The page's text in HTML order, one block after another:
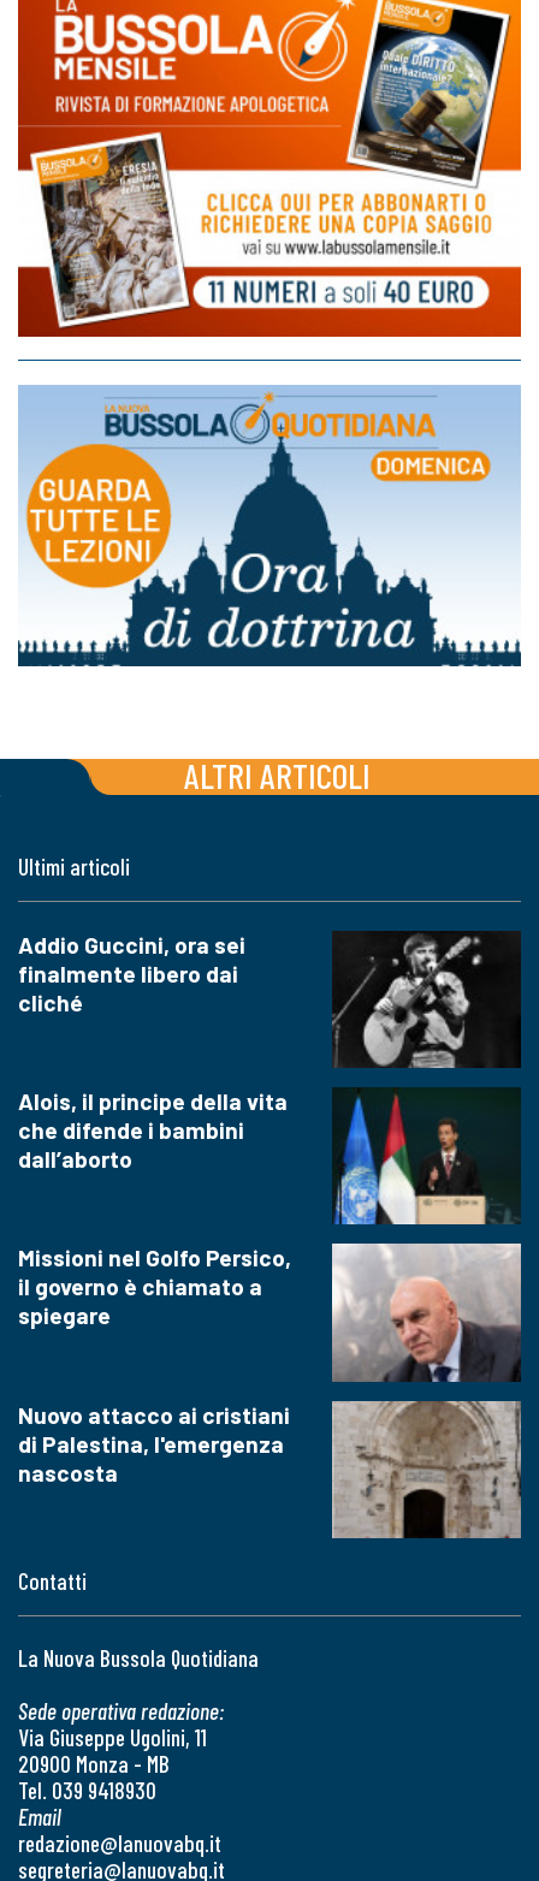
ALTRI ARTICOLI
Contatti
La Nuova Bussola Quotidiana
Sede operativa redazione:
Via Giuseppe Ugolini, 11
20900 Monza - MB
Tel. 039 9418930
Email
redazione@lanuovabq.it
segreteria@lanuovabq.it
Ultimi articoli
Addio Guccini, ora sei
finalmente libero dai
cliché
Alois, il principe della vita
che difende i bambini
dall’aborto
Missioni nel Golfo Persico,
il governo è chiamato a
spiegare
Nuovo attacco ai cristiani
di Palestina, l'emergenza
nascosta